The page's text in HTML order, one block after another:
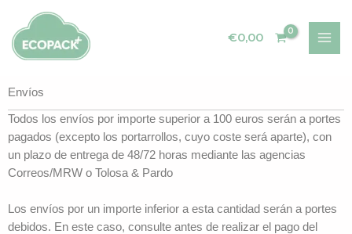
contenido
€0,00
Envíos
Todos los envíos por importe superior a 100 euros serán a portes
pagados (excepto los portarrollos, cuyo coste será aparte), con
un plazo de entrega de 48/72 horas mediante las agencias
Correos/MRW o Tolosa & Pardo
Los envíos por un importe inferior a esta cantidad serán a portes
debidos. En este caso, consulte antes de realizar el pago del